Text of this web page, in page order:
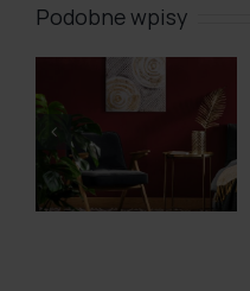
Podobne wpisy
Jak łączyć
rolety z
zasłonami?